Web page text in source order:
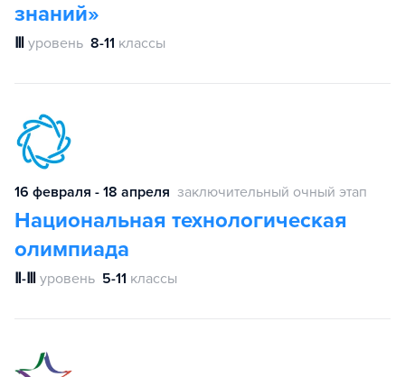
знаний»
Ⅲ уровень 8-11 классы
16 февраля - 18 апреля заключительный очный этап
Национальная технологическая
олимпиада
Ⅱ-Ⅲ уровень 5-11 классы